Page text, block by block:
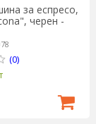
за еспресо,
черен -
(0)